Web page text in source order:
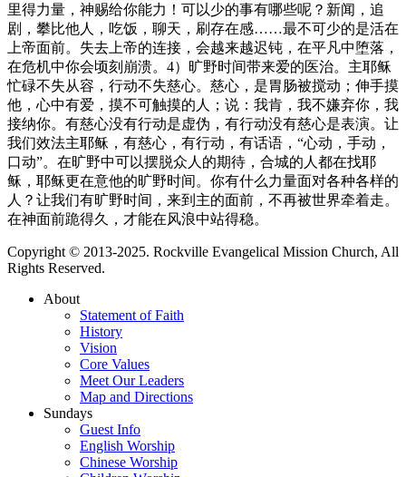
里得力量，神赐给你能力！可以少的事有哪些呢？新闻，追
剧，攀比他人，吃饭，聊天，刷存在感……最不可少的是活在
上帝面前。失去上帝的连接，会越来越迟钝，在平凡中堕落，
在危机中你会顷刻崩溃。4）旷野时间带来爱的医治。主耶稣
忙碌不失从容，行动不失慈心。慈心，是胃肠被搅动；伸手摸
他，心中有爱，摸不可触摸的人；说：我肯，我不嫌弃你，我
接纳你。有慈心没有行动是虚伪，有行动没有慈心是表演。让
我们效法主耶稣，有慈心，有行动，有话语，“心动，手动，
口动”。在旷野中可以摆脱众人的期待，合城的人都在找耶
稣，耶稣更在意他的旷野时间。你有什么力量面对各种各样的
人？让我们有旷野时间，来到主的面前，不再被世界牵着走。
在神面前跪得久，才能在风浪中站得稳。
Copyright © 2013-2025. Rockville Evangelical Mission Church, All
Rights Reserved.
About
Statement of Faith
History
Vision
Core Values
Meet Our Leaders
Map and Directions
Sundays
Guest Info
English Worship
Chinese Worship